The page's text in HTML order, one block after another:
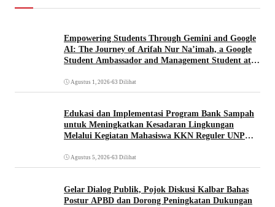
Empowering Students Through Gemini and Google
AI: The Journey of Arifah Nur Na’imah, a Google
Student Ambassador and Management Student at
Agustus 1, 2026•63 Dilihat
Edukasi dan Implementasi Program Bank Sampah
untuk Meningkatkan Kesadaran Lingkungan
Melalui Kegiatan Mahasiswa KKN Reguler UNP
Agustus 5, 2026•63 Dilihat
Gelar Dialog Publik, Pojok Diskusi Kalbar Bahas
Postur APBD dan Dorong Peningkatan Dukungan